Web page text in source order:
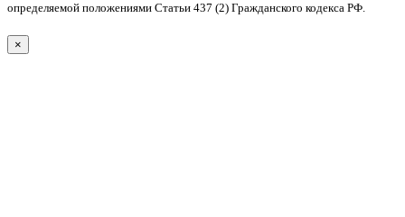
определяемой положениями Статьи 437 (2) Гражданского кодекса РФ.
×